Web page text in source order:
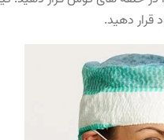
قرار دهید.